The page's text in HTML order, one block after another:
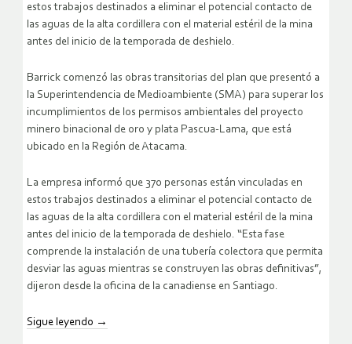
estos trabajos destinados a eliminar el potencial contacto de
las aguas de la alta cordillera con el material estéril de la mina
antes del inicio de la temporada de deshielo.
Barrick comenzó las obras transitorias del plan que presentó a
la Superintendencia de Medioambiente (SMA) para superar los
incumplimientos de los permisos ambientales del proyecto
minero binacional de oro y plata Pascua-Lama, que está
ubicado en la Región de Atacama.
La empresa informó que 370 personas están vinculadas en
estos trabajos destinados a eliminar el potencial contacto de
las aguas de la alta cordillera con el material estéril de la mina
antes del inicio de la temporada de deshielo. “Esta fase
comprende la instalación de una tubería colectora que permita
desviar las aguas mientras se construyen las obras definitivas”,
dijeron desde la oficina de la canadiense en Santiago.
Sigue leyendo →